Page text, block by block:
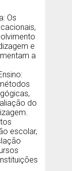
Os
e
a
do
escolar,